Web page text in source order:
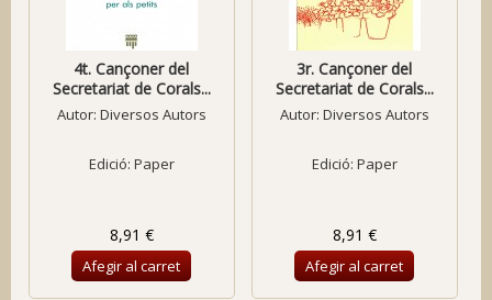
4t. Cançoner del
Secretariat de Corals...
Autor: Diversos Autors
Edició: Paper
8,91 €
Afegir al carret
3r. Cançoner del
Secretariat de Corals...
Autor: Diversos Autors
Edició: Paper
8,91 €
Afegir al carret